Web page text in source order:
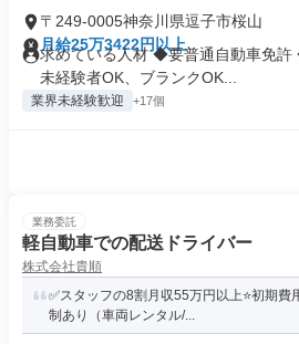
〒249-0005神奈川県逗子市桜山
月給25万3422円以上
求めている人材 ◆要普通自動車免
未経験者OK、ブランクOK...
業界未経験歓迎 +17個
業務委託
軽自動車での配送ドライバー
株式会社貴順
✅スタッフの8割月収55万円以上⭐️初期費
制あり（車両レンタル/...